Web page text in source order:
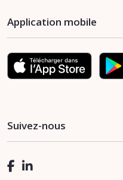
Application mobile
Suivez-nous